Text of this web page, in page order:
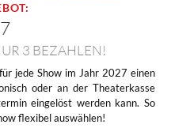
3 BEZAHLEN!
jede Show im Jahr 2027 einen
oder an der Theaterkasse
eingelöst werden kann. So
flexibel auswählen!